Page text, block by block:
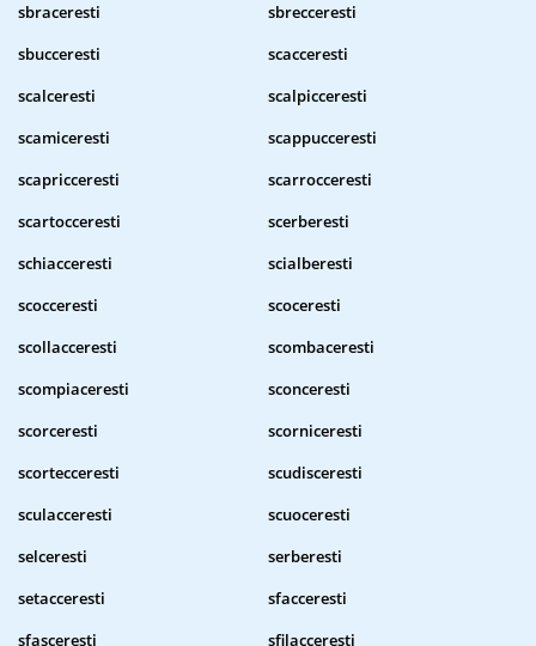
sbraceresti
sbrecceresti
sbucceresti
scacceresti
scalceresti
scalpicceresti
scamiceresti
scappucceresti
scapricceresti
scarrocceresti
scartocceresti
scerberesti
schiacceresti
scialberesti
scocceresti
scoceresti
scollacceresti
scombaceresti
scompiaceresti
sconceresti
scorceresti
scorniceresti
scortecceresti
scudisceresti
sculacceresti
scuoceresti
selceresti
serberesti
setacceresti
sfacceresti
sfasceresti
sfilacceresti